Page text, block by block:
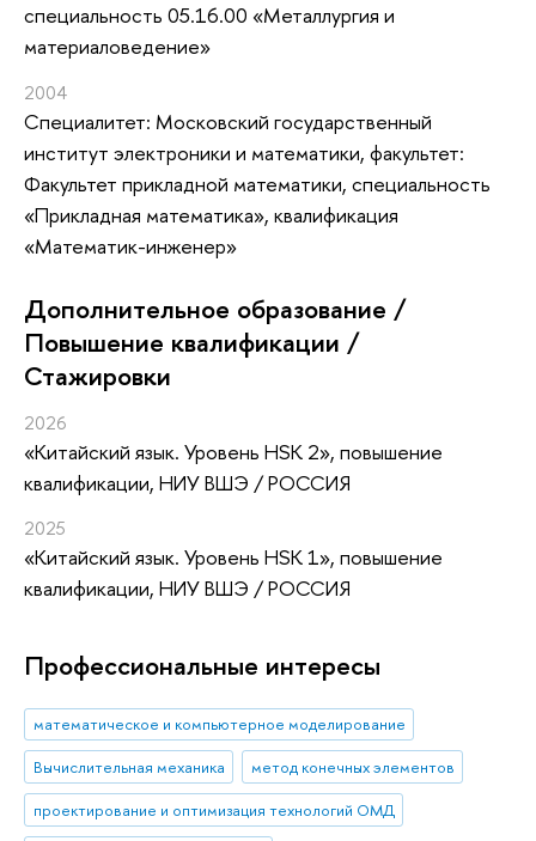
специальность 05.16.00 «Металлургия и
материаловедение»
2004
Специалитет: Московский государственный
институт электроники и математики, факультет:
Факультет прикладной математики, специальность
«Прикладная математика», квалификация
«Математик-инженер»
Дополнительное образование /
Повышение квалификации /
Стажировки
2026
«Китайский язык. Уровень HSK 2», повышение
квалификации, НИУ ВШЭ / РОССИЯ
2025
«Китайский язык. Уровень HSK 1», повышение
квалификации, НИУ ВШЭ / РОССИЯ
Профессиональные интересы
математическое и компьютерное моделирование
Вычислительная механика
метод конечных элементов
проектирование и оптимизация технологий ОМД